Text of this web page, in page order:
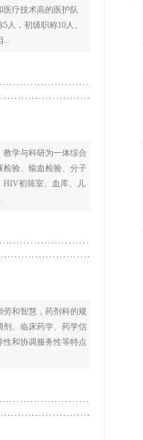
疗技术高的医护队
人，初级职称10人。
...
学与科研为一体综合
检验、输血检验、分子
HIV初筛室、血库、儿
劳和智慧，药剂科的规
剂、临床药学、药学信
和协调服务性等特点